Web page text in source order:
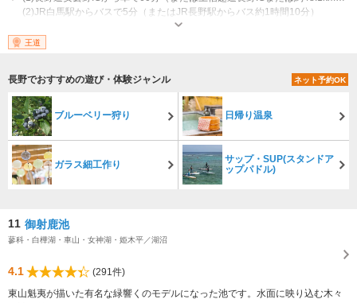
(2)JR白馬駅からバスで5分（またはJR長野駅からバス約1時間10分）
営業期間：2021年12月1日～2022年5月8日 営業時間：8:00～16:30
王道
長野でおすすめの遊び・体験ジャンル ネット予約OK
ブルーベリー狩り 日帰り温泉
ガラス細工作り
サップ・SUP(スタンドア
ップパドル)
11 御射鹿池
蓼科・白樺湖・車山・女神湖・姫木平／湖沼
4.1
(291件)
東山魁夷が描いた有名な緑響くのモデルになった池です。水面に映り込む木々